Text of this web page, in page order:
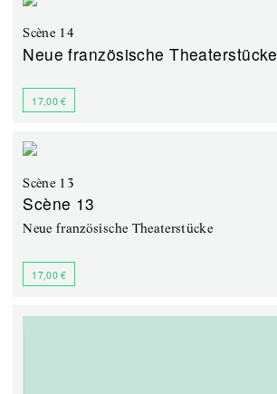
Scène 14
Neue französische Theaterstücke
17,00 €
Scène 13
Scène 13
Neue französische Theaterstücke
17,00 €